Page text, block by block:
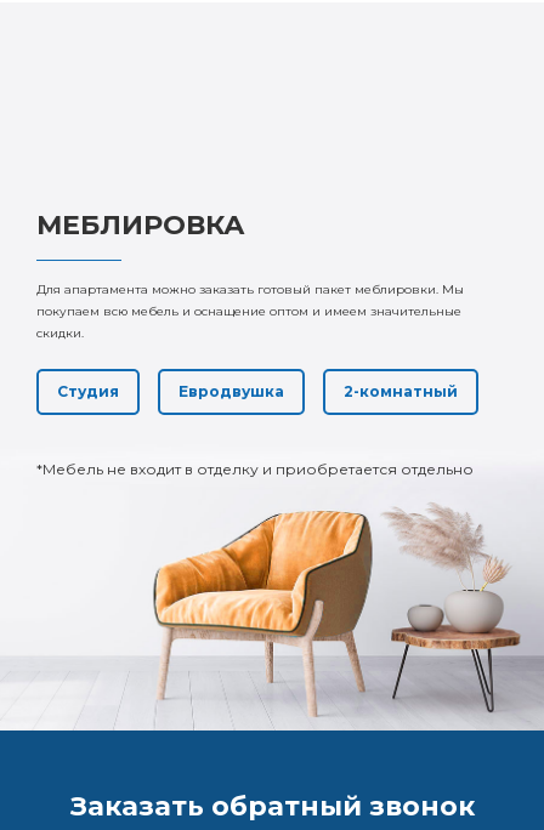
МЕБЛИРОВКА
Для апартамента можно заказать готовый пакет меблировки. Мы
покупаем всю мебель и оснащение оптом и имеем значительные
скидки.
Студия Евродвушка 2-комнатный
*Мебель не входит в отделку и приобретается отдельно
Заказать обратный звонок